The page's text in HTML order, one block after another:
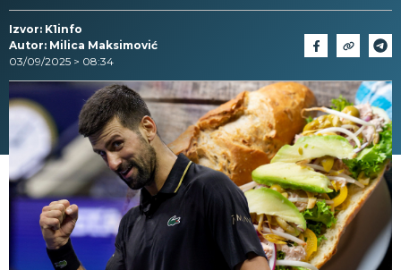
Izvor: K1info
Autor: Milica Maksimović
03/09/2025 > 08:34